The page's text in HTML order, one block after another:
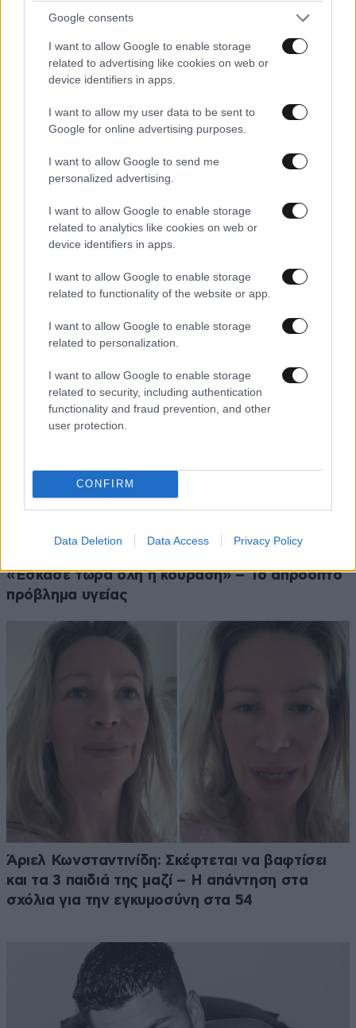
Google consents
I want to allow Google to enable storage
related to advertising like cookies on web or
device identifiers in apps.
I want to allow my user data to be sent to
Google for online advertising purposes.
I want to allow Google to send me
personalized advertising.
I want to allow Google to enable storage
related to analytics like cookies on web or
device identifiers in apps.
I want to allow Google to enable storage
related to functionality of the website or app.
I want to allow Google to enable storage
related to personalization.
I want to allow Google to enable storage
related to security, including authentication
functionality and fraud prevention, and other
user protection.
CONFIRM
Data Deletion Data Access Privacy Policy
Αντζελίνα Τζολί – Ο αδερφός της James
Haven αποκάλυψε ότι είναι gay: «Έβαζα κρυφά
γκλίτερ και μάσκαρα»
«Έσκασε τώρα όλη η κούραση» – Το απρόοπτο
πρόβλημα υγείας
Άριελ Κωνσταντινίδη: Σκέφτεται να βαφτίσει
και τα 3 παιδιά της μαζί – Η απάντηση στα
σχόλια για την εγκυμοσύνη στα 54